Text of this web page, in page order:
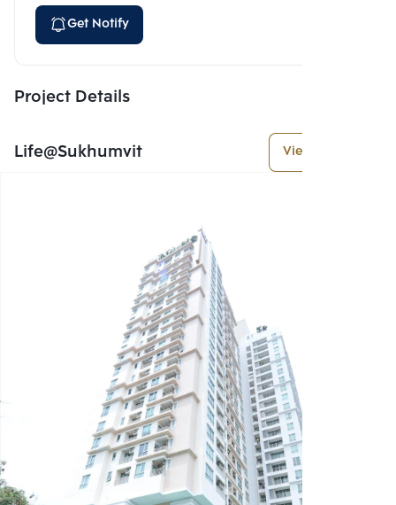
Get Notify
Project Details
Life@Sukhumvit View More